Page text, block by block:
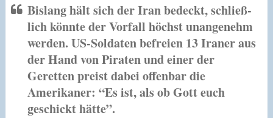
Bislang hält sich der Iran bedeckt, schließ­
lich könnte der Vorfall höchst unan­ge­nehm
wer­den. US-Soldaten befreien 13 Iraner aus
der Hand von Piraten und einer der
Geretten preist dabei offen­bar die
Amerikaner: “Es ist, als ob Gott euch
geschickt hätte”.